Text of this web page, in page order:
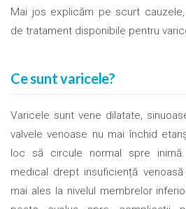
Mai jos explicăm pe scurt
de tratament disponibile pentru
Ce sunt varicele?
Varicele sunt vene dilatate,
valvele venoase nu mai închid
loc să circule normal spre
medical drept insuficiență
mai ales la nivelul membrelor